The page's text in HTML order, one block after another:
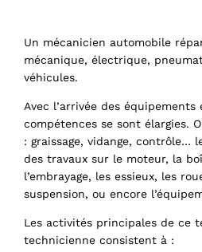
Un mécanicien automobile
mécanique, électrique,
véhicules.
Avec l’arrivée des équipements
compétences se sont élargies.
: graissage, vidange, contrôle…
des travaux sur le moteur, la
l’embrayage, les essieux, les
suspension, ou encore
Les activités principales de ce
technicienne consistent à :